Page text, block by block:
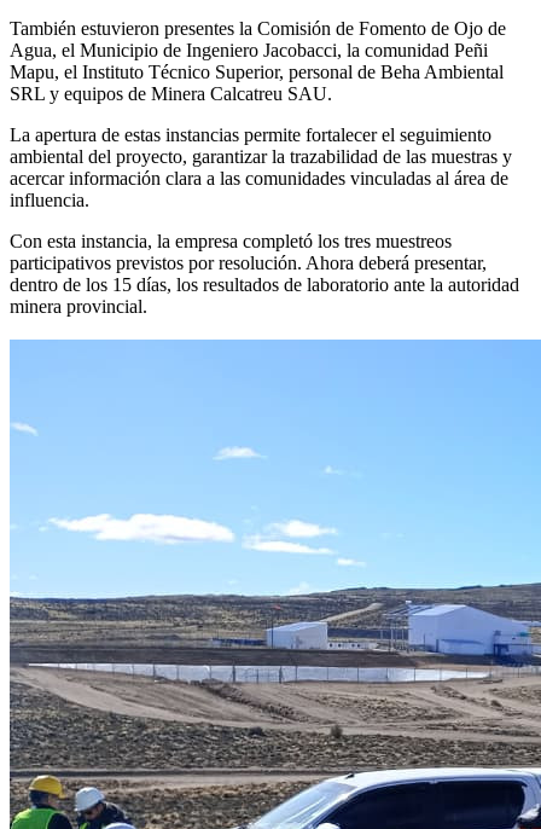
También estuvieron presentes la Comisión de Fomento de Ojo de
Agua, el Municipio de Ingeniero Jacobacci, la comunidad Peñi
Mapu, el Instituto Técnico Superior, personal de Beha Ambiental
SRL y equipos de Minera Calcatreu SAU.
La apertura de estas instancias permite fortalecer el seguimiento
ambiental del proyecto, garantizar la trazabilidad de las muestras y
acercar información clara a las comunidades vinculadas al área de
influencia.
Con esta instancia, la empresa completó los tres muestreos
participativos previstos por resolución. Ahora deberá presentar,
dentro de los 15 días, los resultados de laboratorio ante la autoridad
minera provincial.